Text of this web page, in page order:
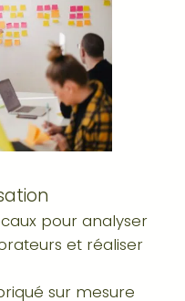
pour analyser
et réaliser
sur mesure